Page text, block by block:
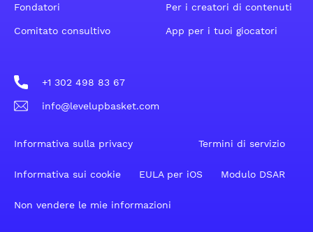
Fondatori
Comitato consultivo
Per i creatori di contenuti
App per i tuoi giocatori
+1 302 498 83 67
info@levelupbasket.com
Informativa sulla privacy Termini di servizio
Informativa sui cookie EULA per iOS Modulo DSAR
Non vendere le mie informazioni